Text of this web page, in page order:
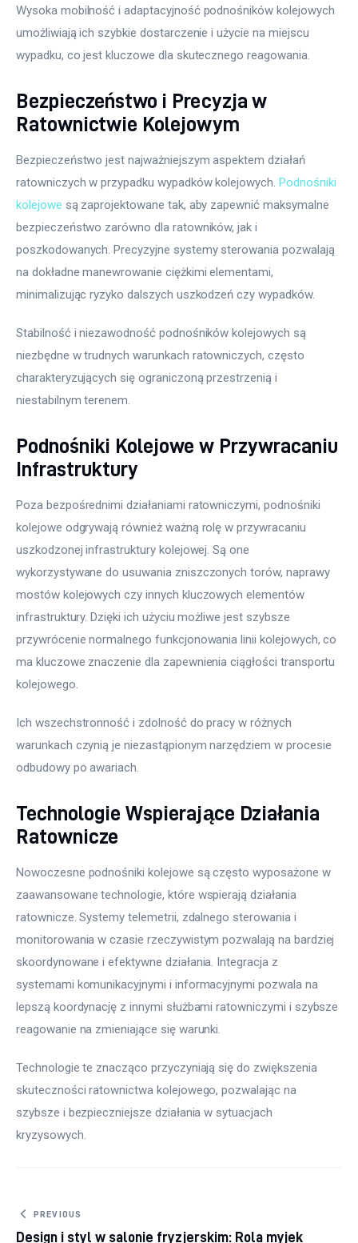
Wysoka mobilność i adaptacyjność podnośników kolejowych
umożliwiają ich szybkie dostarczenie i użycie na miejscu
wypadku, co jest kluczowe dla skutecznego reagowania.
Bezpieczeństwo i Precyzja w
Ratownictwie Kolejowym
Bezpieczeństwo jest najważniejszym aspektem działań
ratowniczych w przypadku wypadków kolejowych. Podnośniki
kolejowe są zaprojektowane tak, aby zapewnić maksymalne
bezpieczeństwo zarówno dla ratowników, jak i
poszkodowanych. Precyzyjne systemy sterowania pozwalają
na dokładne manewrowanie ciężkimi elementami,
minimalizując ryzyko dalszych uszkodzeń czy wypadków.
Stabilność i niezawodność podnośników kolejowych są
niezbędne w trudnych warunkach ratowniczych, często
charakteryzujących się ograniczoną przestrzenią i
niestabilnym terenem.
Podnośniki Kolejowe w Przywracaniu
Infrastruktury
Poza bezpośrednimi działaniami ratowniczymi, podnośniki
kolejowe odgrywają również ważną rolę w przywracaniu
uszkodzonej infrastruktury kolejowej. Są one
wykorzystywane do usuwania zniszczonych torów, naprawy
mostów kolejowych czy innych kluczowych elementów
infrastruktury. Dzięki ich użyciu możliwe jest szybsze
przywrócenie normalnego funkcjonowania linii kolejowych, co
ma kluczowe znaczenie dla zapewnienia ciągłości transportu
kolejowego.
Ich wszechstronność i zdolność do pracy w różnych
warunkach czynią je niezastąpionym narzędziem w procesie
odbudowy po awariach.
Technologie Wspierające Działania
Ratownicze
Nowoczesne podnośniki kolejowe są często wyposażone w
zaawansowane technologie, które wspierają działania
ratownicze. Systemy telemetrii, zdalnego sterowania i
monitorowania w czasie rzeczywistym pozwalają na bardziej
skoordynowane i efektywne działania. Integracja z
systemami komunikacyjnymi i informacyjnymi pozwala na
lepszą koordynację z innymi służbami ratowniczymi i szybsze
reagowanie na zmieniające się warunki.
Technologie te znacząco przyczyniają się do zwiększenia
skuteczności ratownictwa kolejowego, pozwalając na
szybsze i bezpieczniejsze działania w sytuacjach
kryzysowych.
Nawigacja
PREVIOUS
Design i styl w salonie fryzjerskim: Rola myjek